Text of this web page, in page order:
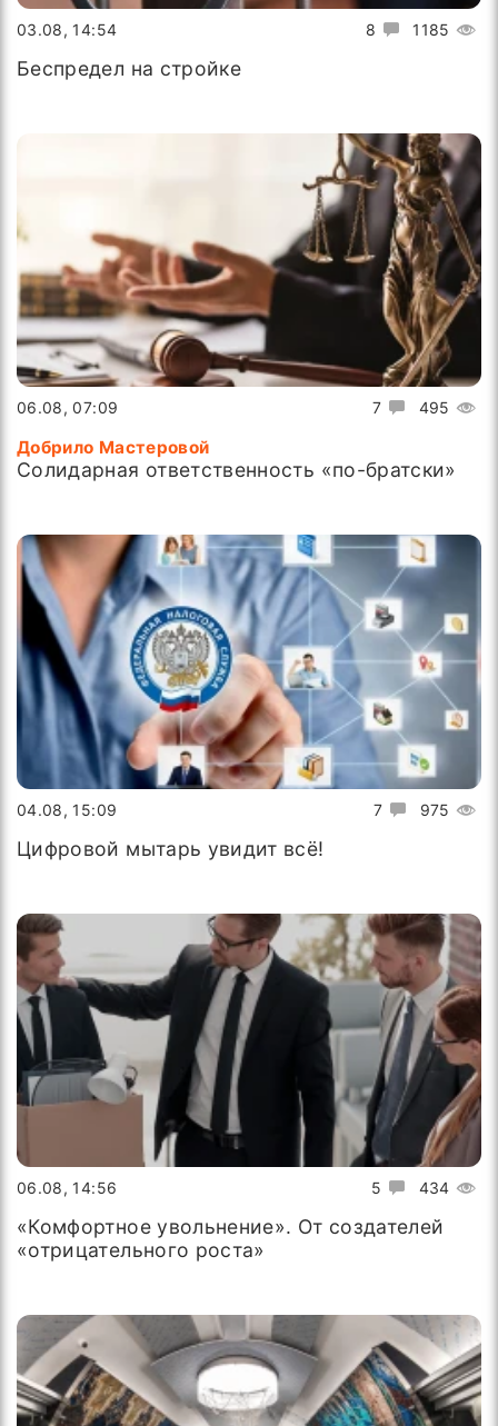
8 1185
03.08, 14:54
Беспредел на стройке
7 495
06.08, 07:09
Добрило Мастеровой
Солидарная ответственность «по-братски»
7 975
04.08, 15:09
Цифровой мытарь увидит всё!
5 434
06.08, 14:56
«Комфортное увольнение». От создателей
«отрицательного роста»